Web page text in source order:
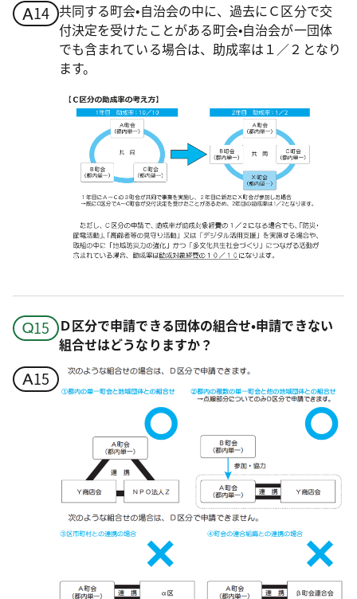
共同する町会•自治会の中に、過去にＣ区分で交
付決定を受けたことがある町会•自治会が一団体
でも含まれている場合は、助成率は１／２となり
ます。
Ｄ区分で申請できる団体の組合せ•申請できない
組合せはどうなりますか？